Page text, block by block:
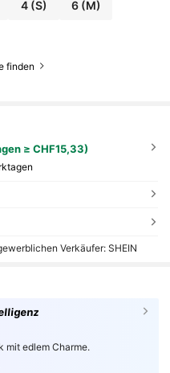
Abschlüsse un
4(S) 6(M)
finden
≥ CHF15,33)
Verkäufer: SHEIN
mit edlem Charme.